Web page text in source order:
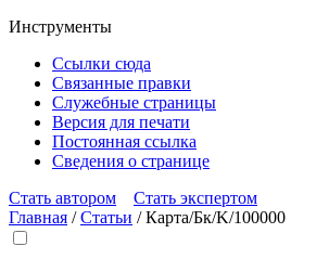
Инструменты
Ссылки сюда
Связанные правки
Служебные страницы
Версия для печати
Постоянная ссылка
Сведения о странице
Стать автором
Стать экспертом
Главная /Статьи /Карта/Бк/K/100000